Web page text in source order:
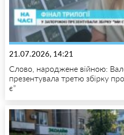
21.07.2026, 14:21
Слово, народжене війною:
презентувала третю збірку
є”